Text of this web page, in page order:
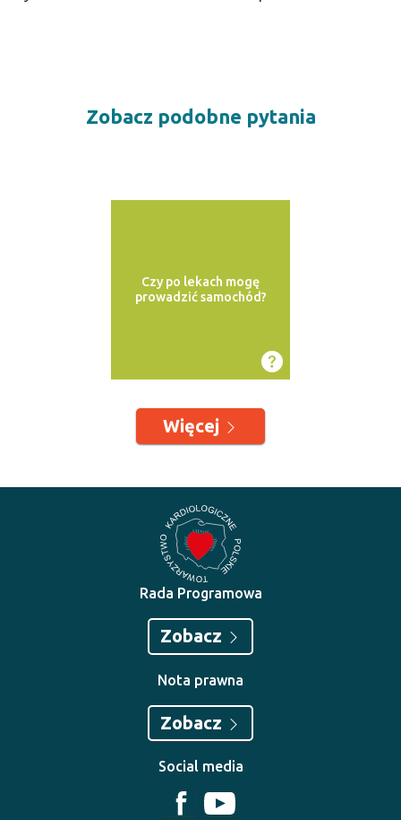
Zobacz podobne pytania
Czy po lekach mogę
prowadzić samochód?
Więcej
Rada Programowa
Zobacz
Nota prawna
Zobacz
Social media